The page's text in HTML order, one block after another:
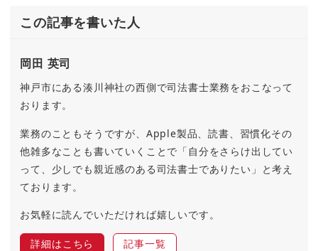
この記事を書いた人
岡田 英司
神戸市にある湊川神社の西側で司法書士業務をおこなって
おります。
業務のこともそうですが、Apple製品、読書、習慣化その
他雑多なことも書いていくことで「自分をさらけ出してい
って、少しでも親近感のある司法書士でありたい」と考え
ております。
お気軽に読んでいただければ嬉しいです。
詳細はこちら 記事一覧